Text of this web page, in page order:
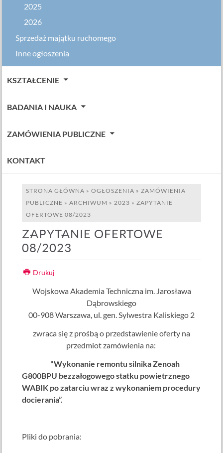
2025
2026
Sprzedaż majątku ruchomego
Inne ogłoszenia
KSZTAŁCENIE
BADANIA I NAUKA
ZAMÓWIENIA PUBLICZNE
KONTAKT
STRONA GŁÓWNA »OGŁOSZENIA »ZAMÓWIENIA
PUBLICZNE »ARCHIWUM » 2023 »ZAPYTANIE
OFERTOWE 08/2023
ZAPYTANIE OFERTOWE
08/2023
Drukuj
Wojskowa Akademia Techniczna im. Jarosława
Dąbrowskiego
00-908 Warszawa, ul. gen. Sylwestra Kaliskiego 2
zwraca się z prośbą o przedstawienie oferty na
przedmiot zamówienia na:
"Wykonanie remontu silnika Zenoah
G800BPU bezzałogowego statku powietrznego
WABIK po zatarciu wraz z wykonaniem procedury
docierania”.
Pliki do pobrania: